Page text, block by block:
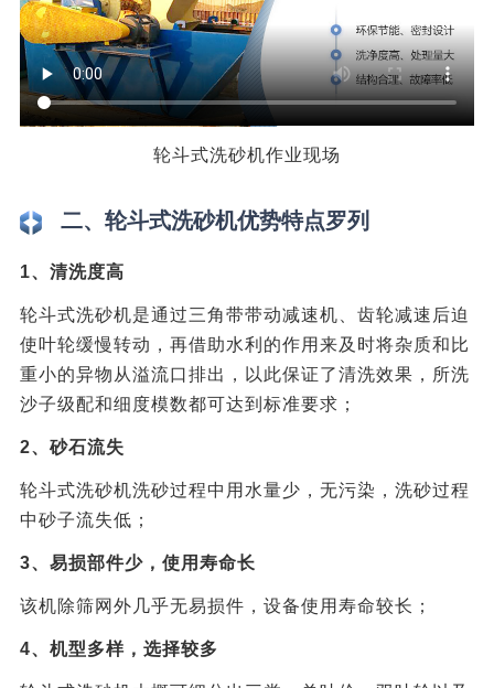
轮斗式洗砂机作业现场
二、轮斗式洗砂机优势特点罗列
1、清洗度高
轮斗式洗砂机是通过三角带带动减速机、齿轮减速后迫
使叶轮缓慢转动，再借助水利的作用来及时将杂质和比
重小的异物从溢流口排出，以此保证了清洗效果，所洗
沙子级配和细度模数都可达到标准要求；
2、砂石流失
轮斗式洗砂机洗砂过程中用水量少，无污染，洗砂过程
中砂子流失低；
3、易损部件少，使用寿命长
该机除筛网外几乎无易损件，设备使用寿命较长；
4、机型多样，选择较多